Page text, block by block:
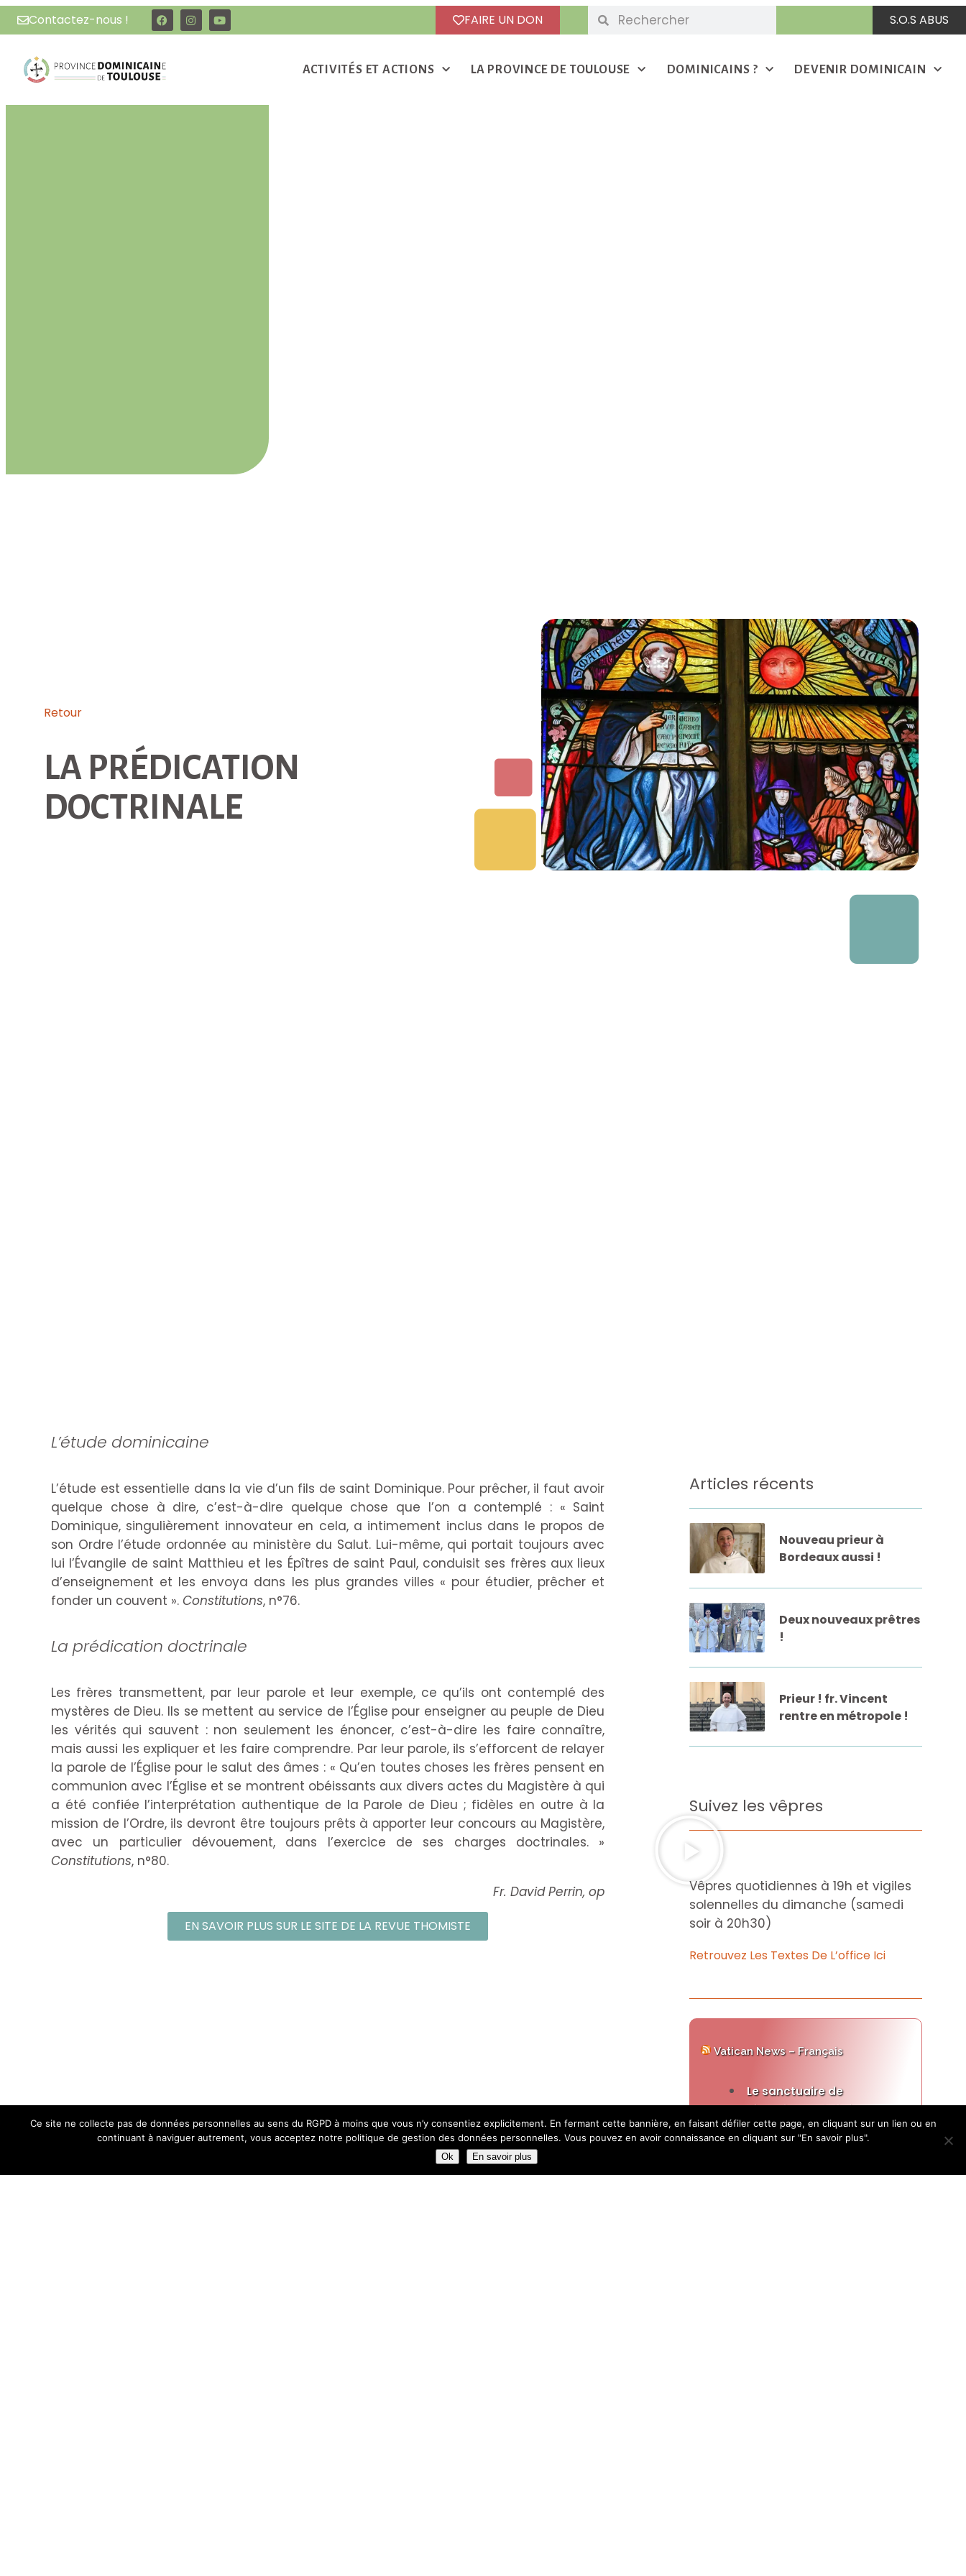
Contactez-nous ! FAIRE UN DON S.O.S ABUS
ACTIVITÉS ET ACTIONS LA PROVINCE DE TOULOUSE DOMINICAINS ? DEVENIR DOMINICAIN
Retour
LA PRÉDICATION
DOCTRINALE
L’étude dominicaine
L’étude est essentielle dans la vie d’un fils de saint Dominique. Pour prêcher, il faut avoir
quelque chose à dire, c’est-à-dire quelque chose que l’on a contemplé : « Saint
Dominique, singulièrement innovateur en cela, a intimement inclus dans le propos de
son Ordre l’étude ordonnée au ministère du Salut. Lui-même, qui portait toujours avec
lui l’Évangile de saint Matthieu et les Épîtres de saint Paul, conduisit ses frères aux lieux
d’enseignement et les envoya dans les plus grandes villes « pour étudier, prêcher et
fonder un couvent ». Constitutions, n°76.
La prédication doctrinale
Les frères transmettent, par leur parole et leur exemple, ce qu’ils ont contemplé des
mystères de Dieu. Ils se mettent au service de l’Église pour enseigner au peuple de Dieu
les vérités qui sauvent : non seulement les énoncer, c’est-à-dire les faire connaître,
mais aussi les expliquer et les faire comprendre. Par leur parole, ils s’efforcent de relayer
la parole de l’Église pour le salut des âmes : « Qu’en toutes choses les frères pensent en
communion avec l’Église et se montrent obéissants aux divers actes du Magistère à qui
a été confiée l’interprétation authentique de la Parole de Dieu ; fidèles en outre à la
mission de l’Ordre, ils devront être toujours prêts à apporter leur concours au Magistère,
avec un particulier dévouement, dans l’exercice de ses charges doctrinales. »
Constitutions, n°80.
Fr. David Perrin, op
EN SAVOIR PLUS SUR LE SITE DE LA REVUE THOMISTE
Articles récents
Nouveau prieur à
Bordeaux aussi !
Deux nouveaux prêtres
!
Prieur ! fr. Vincent
rentre en métropole !
Suivez les vêpres
Vêpres quotidiennes à 19h et vigiles
solennelles du dimanche (samedi
soir à 20h30)
Retrouvez Les Textes De L’office Ici
Vatican News – Français
Le sanctuaire de
Medjugorje vandalisé reste
ouvert
Ce site ne collecte pas de données personnelles au sens du RGPD à moins que vous n’y consentiez explicitement. En fermant cette bannière, en faisant défiler cette page, en cliquant sur un lien ou en
continuant à naviguer autrement, vous acceptez notre politique de gestion des données personnelles. Vous pouvez en avoir connaissance en cliquant sur "En savoir plus".
Ok En savoir plus